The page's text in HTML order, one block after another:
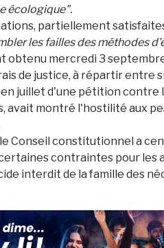
écologique".
partiellement
les failles des méthodes
obtenu mercredi 3
de justice, à répartir entre
juillet d'une pétition contre
avait montré l'hostilité aux
Conseil constitutionnel a
contraintes pour les
interdit de la famille des